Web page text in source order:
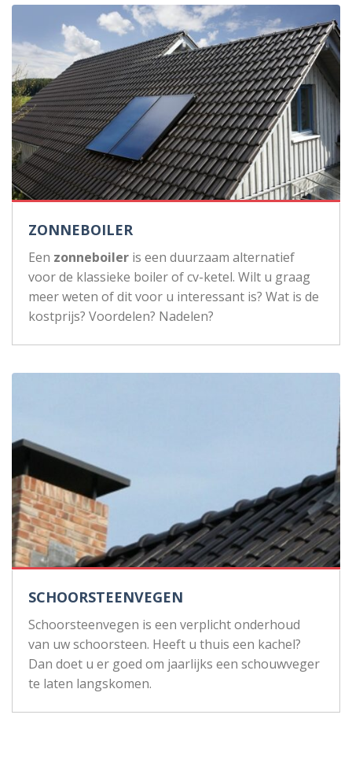
ZONNEBOILER
Een zonneboiler is een duurzaam alternatief
voor de klassieke boiler of cv-ketel. Wilt u graag
meer weten of dit voor u interessant is? Wat is de
kostprijs? Voordelen? Nadelen?
SCHOORSTEENVEGEN
Schoorsteenvegen is een verplicht onderhoud
van uw schoorsteen. Heeft u thuis een kachel?
Dan doet u er goed om jaarlijks een schouwveger
te laten langskomen.